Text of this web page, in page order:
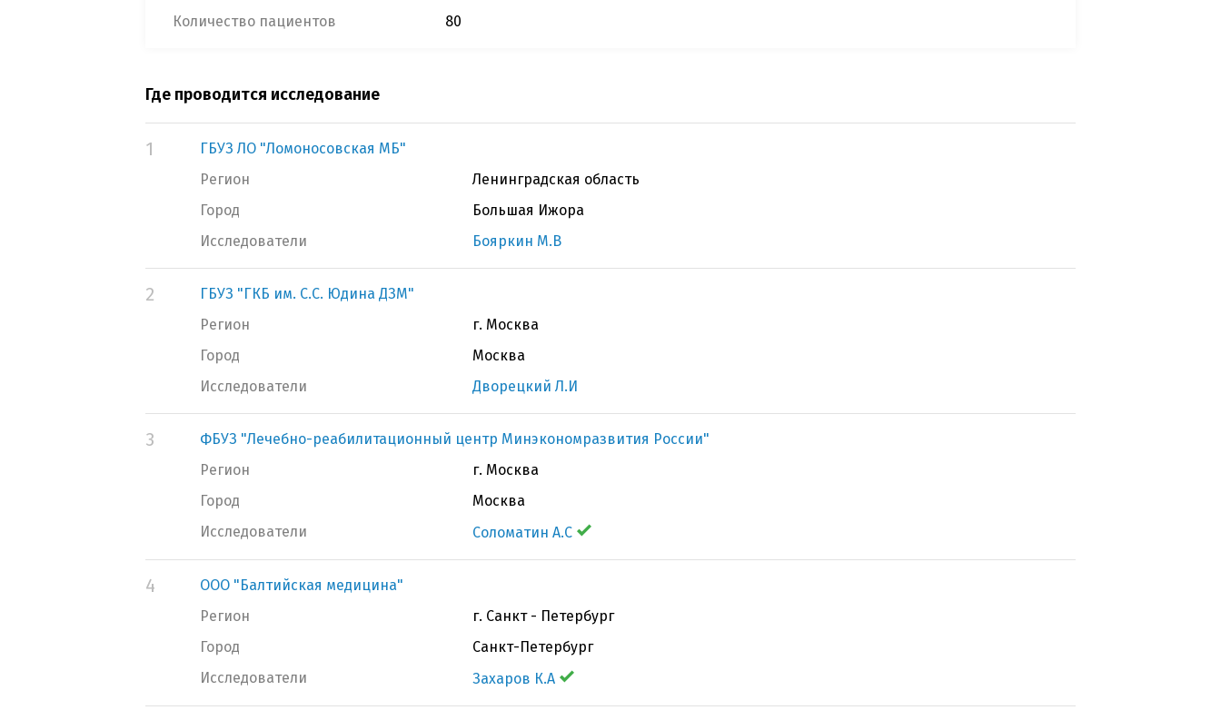
Количество пациентов
80
Где проводится исследование
1
ГБУЗ ЛО "Ломоносовская МБ"
Регион
Ленинградская область
Город
Большая Ижора
Исследователи
Бояркин М.В
2
ГБУЗ "ГКБ им. С.С. Юдина ДЗМ"
Регион
г. Москва
Город
Москва
Исследователи
Дворецкий Л.И
3
ФБУЗ "Лечебно-реабилитационный центр Минэкономразвития России"
Регион
г. Москва
Город
Москва
Исследователи
Соломатин А.С
4
ООО "Балтийская медицина"
Регион
г. Санкт - Петербург
Город
Санкт-Петербург
Исследователи
Захаров К.А